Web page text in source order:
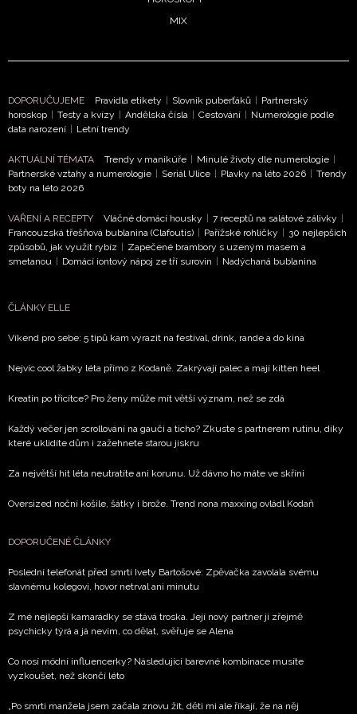
MIX
DOPORUČUJEME Pravidla etikety Slovník puberťáků
Partnerský
horoskop
Testy a kvízy Andělská čísla Cestování
Numerologie podle
data narození
Letní trendy
AKTUÁLNÍ TÉMATA Trendy v manikúře Minulé životy dle numerologie
Partnerské vztahy a numerologie
Seriál Ulice Plavky na léto 2026
Trendy
boty na léto 2026
VAŘENÍ A RECEPTY Vláčné domácí housky 7 receptů na salátové zálivky
Francouzská třešňová bublanina (Clafoutis)
Pařížské rohlíčky
30 nejlepších
způsobů, jak využít rybíz
Zapečené brambory s uzeným masem a
smetanou
Domácí iontový nápoj ze tří surovin Nadýchaná bublanina
ČLÁNKY ELLE
Víkend pro sebe: 5 tipů kam vyrazit na festival, drink, rande a do kina
Nejvíc cool žabky léta přímo z Kodaně. Zakrývají palec a mají kitten heel
Kreatin po třicítce? Pro ženy může mít větší význam, než se zdá
Každý večer jen scrollování na gauči a ticho? Zkuste s partnerem rutinu, díky
které uklidíte dům i zažehnete starou jiskru
Za největší hit léta neutratíte ani korunu. Už dávno ho máte ve skříni
Oversized noční košile, šátky i brože. Trend nona maxxing ovládl Kodaň
DOPORUČENÉ ČLÁNKY
Poslední telefonát před smrtí Ivety Bartošové: Zpěvačka zavolala svému
slavnému kolegovi, hovor netrval ani minutu
Z mé nejlepší kamarádky se stává troska. Její nový partner ji zřejmě
psychicky týrá a já nevím, co dělat, svěřuje se Alena
Co nosí módní influencerky? Následující barevné kombinace musíte
vyzkoušet, než skončí léto
„Po smrti manžela jsem začala znovu žít, děti mi ale říkají, že na něj